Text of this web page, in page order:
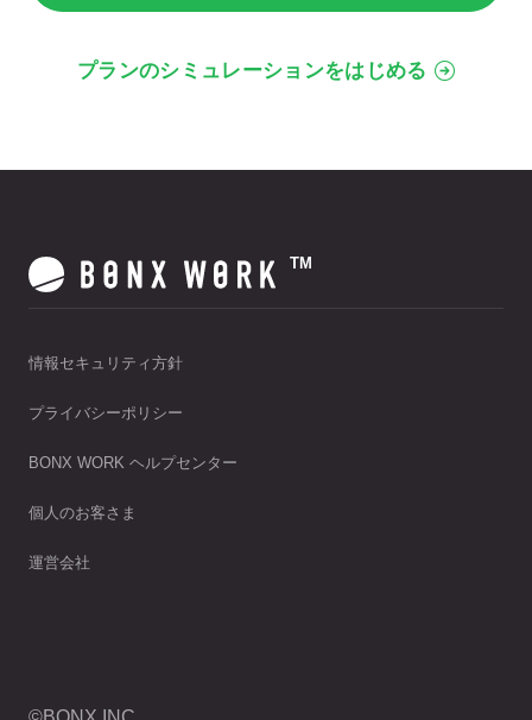
プランのシミュレーションをはじめる
TM
情報セキュリティ方針
プライバシーポリシー
BONX WORK ヘルプセンター
個人のお客さま
運営会社